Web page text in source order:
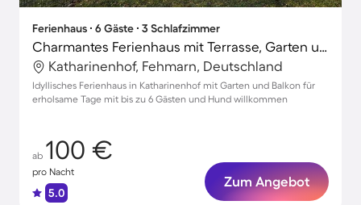
Ferienhaus ∙ 6 Gäste ∙ 3 Schlafzimmer
Charmantes Ferienhaus mit Terrasse, Garten und Grill | Hunde erlaubt
Katharinenhof, Fehmarn, Deutschland
Idyllisches Ferienhaus in Katharinenhof mit Garten und Balkon für
erholsame Tage mit bis zu 6 Gästen und Hund willkommen
ab 100 €
pro Nacht
5.0
Zum Angebot